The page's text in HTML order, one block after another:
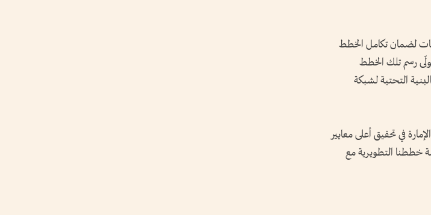
لضمان تكامل الخطط
رسم تلك الخطط
التحتية لشبكة
في تحقيق أعلى معايير
خططنا التطويرية مع